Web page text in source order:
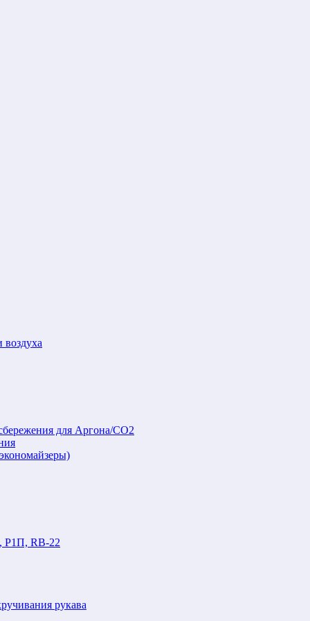
воздуха
для Аргона/СО2
Р1П, RB-22
рукава